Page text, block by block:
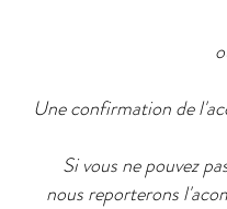
Une confirmation de
Si vous ne pouvez
nous reporterons